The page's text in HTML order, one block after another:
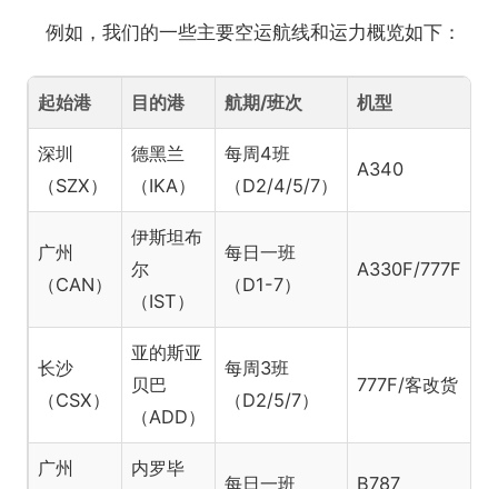
例如，我们的一些主要空运航线和运力概览如下：
起始港 目的港 航期/班次 机型
深圳
（SZX）
德黑兰
（IKA）
每周4班
（D2/4/5/7）
A340
广州
（CAN）
伊斯坦布
尔
（IST）
每日一班
（D1-7）
A330F/777F
长沙
（CSX）
亚的斯亚
贝巴
（ADD）
每周3班
（D2/5/7）
777F/客改货
广州
内罗毕
每日一班 B787